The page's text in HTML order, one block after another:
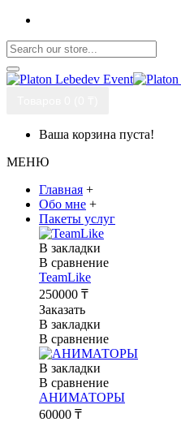
Ваша корзина пуста!
МЕНЮ
Главная +
Обо мне +
Пакеты услуг
В закладки
В сравнение
TeamLike
250000 ₸
Заказать
В закладки
В сравнение
В закладки
В сравнение
АНИМАТОРЫ
60000 ₸